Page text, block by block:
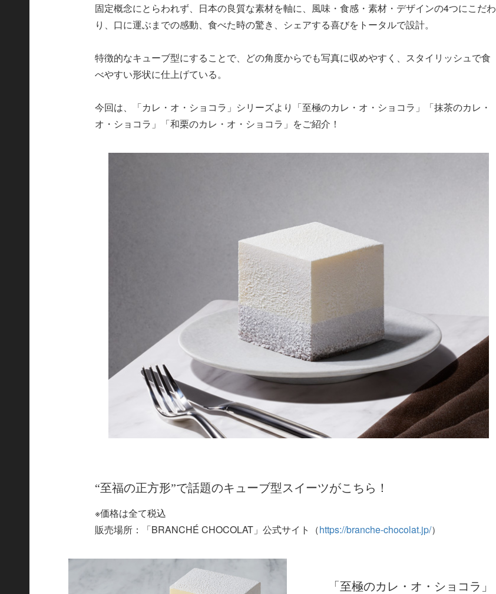
固定概念にとらわれず、日本の良質な素材を軸に、風味・食感・素材・デザインの4つにこだわ
り、口に運ぶまでの感動、食べた時の驚き、シェアする喜びをトータルで設計。
特徴的なキューブ型にすることで、どの角度からでも写真に収めやすく、スタイリッシュで食
べやすい形状に仕上げている。
今回は、「カレ・オ・ショコラ」シリーズより「至極のカレ・オ・ショコラ」「抹茶のカレ・
オ・ショコラ」「和栗のカレ・オ・ショコラ」をご紹介！
“至福の正方形”で話題のキューブ型スイーツがこちら！
※価格は全て税込
販売場所：「BRANCHÉ CHOCOLAT」公式サイト（https://branche-chocolat.jp/）
「至極のカレ・オ・ショコラ」